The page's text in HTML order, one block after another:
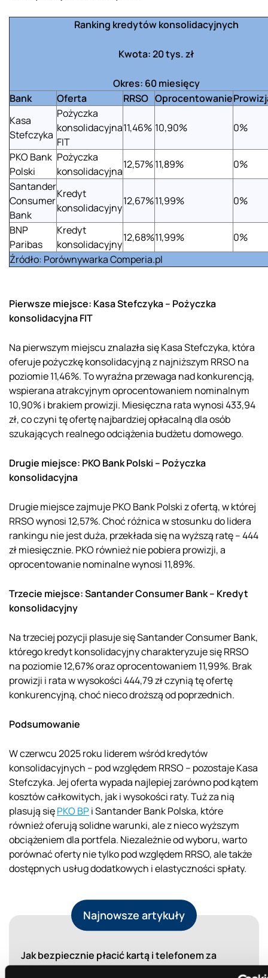
Ranking kredytów konsolidacyjnych
Kwota: 20 tys. zł
Okres: 60 miesięcy
Bank
Oferta RRSO Oprocentowanie
Kasa
Stefczyka
Pożyczka
konsolidacyjna
FIT
11,46% 10,90% 0%
PKO Bank
Polski
Pożyczka
konsolidacyjna
12,57%11,89%
0%
Santander
Consumer
Bank
Kredyt
konsolidacyjny
12,67%11,99% 0%
BNP
Paribas
Kredyt
konsolidacyjny
12,68%11,99%
0%
Źródło: Porównywarka Comperia.pl
Pierwsze miejsce: Kasa Stefczyka – Pożyczka
konsolidacyjna FIT
Na pierwszym miejscu znalazła się Kasa Stefczyka, która
oferuje pożyczkę konsolidacyjną z najniższym RRSO na
poziomie 11,46%. To wyraźna przewaga nad konkurencją,
wspierana atrakcyjnym oprocentowaniem nominalnym
10,90% i brakiem prowizji. Miesięczna rata wynosi 433,94
zł, co czyni tę ofertę najbardziej opłacalną dla osób
szukających realnego odciążenia budżetu domowego.
Drugie miejsce: PKO Bank Polski – Pożyczka
konsolidacyjna
Drugie miejsce zajmuje PKO Bank Polski z ofertą, w której
RRSO wynosi 12,57%. Choć różnica w stosunku do lidera
rankingu nie jest duża, przekłada się na wyższą ratę – 444
zł miesięcznie. PKO również nie pobiera prowizji, a
oprocentowanie nominalne wynosi 11,89%.
Trzecie miejsce: Santander Consumer Bank – Kredyt
konsolidacyjny
Na trzeciej pozycji plasuje się Santander Consumer Bank,
którego kredyt konsolidacyjny charakteryzuje się RRSO
na poziomie 12,67% oraz oprocentowaniem 11,99%. Brak
prowizji i rata w wysokości 444,79 zł czynią tę ofertę
konkurencyjną, choć nieco droższą od poprzednich.
Podsumowanie
W czerwcu 2025 roku liderem wśród kredytów
konsolidacyjnych – pod względem RRSO – pozostaje Kasa
Stefczyka. Jej oferta wypada najlepiej zarówno pod kątem
kosztów całkowitych, jak i wysokości raty. Tuż za nią
plasują sięPKO BPi Santander Bank Polska, które
również oferują solidne warunki, ale z nieco wyższym
obciążeniem dla portfela. Niezależnie od wyboru, warto
porównać oferty nie tylko pod względem RRSO, ale także
dostępnych usług dodatkowych i elastyczności spłaty.
Najnowsze artykuły
Jak bezpiecznie płacić kartą i telefonem za
granicą? Poradnik dla podróżnych